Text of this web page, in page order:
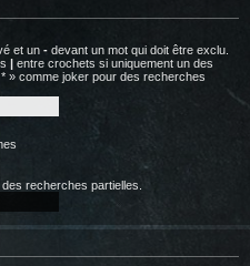
et un - devant un mot qui doit être exclu.
| entre crochets si uniquement un des
» comme joker pour des recherches
recherches partielles.